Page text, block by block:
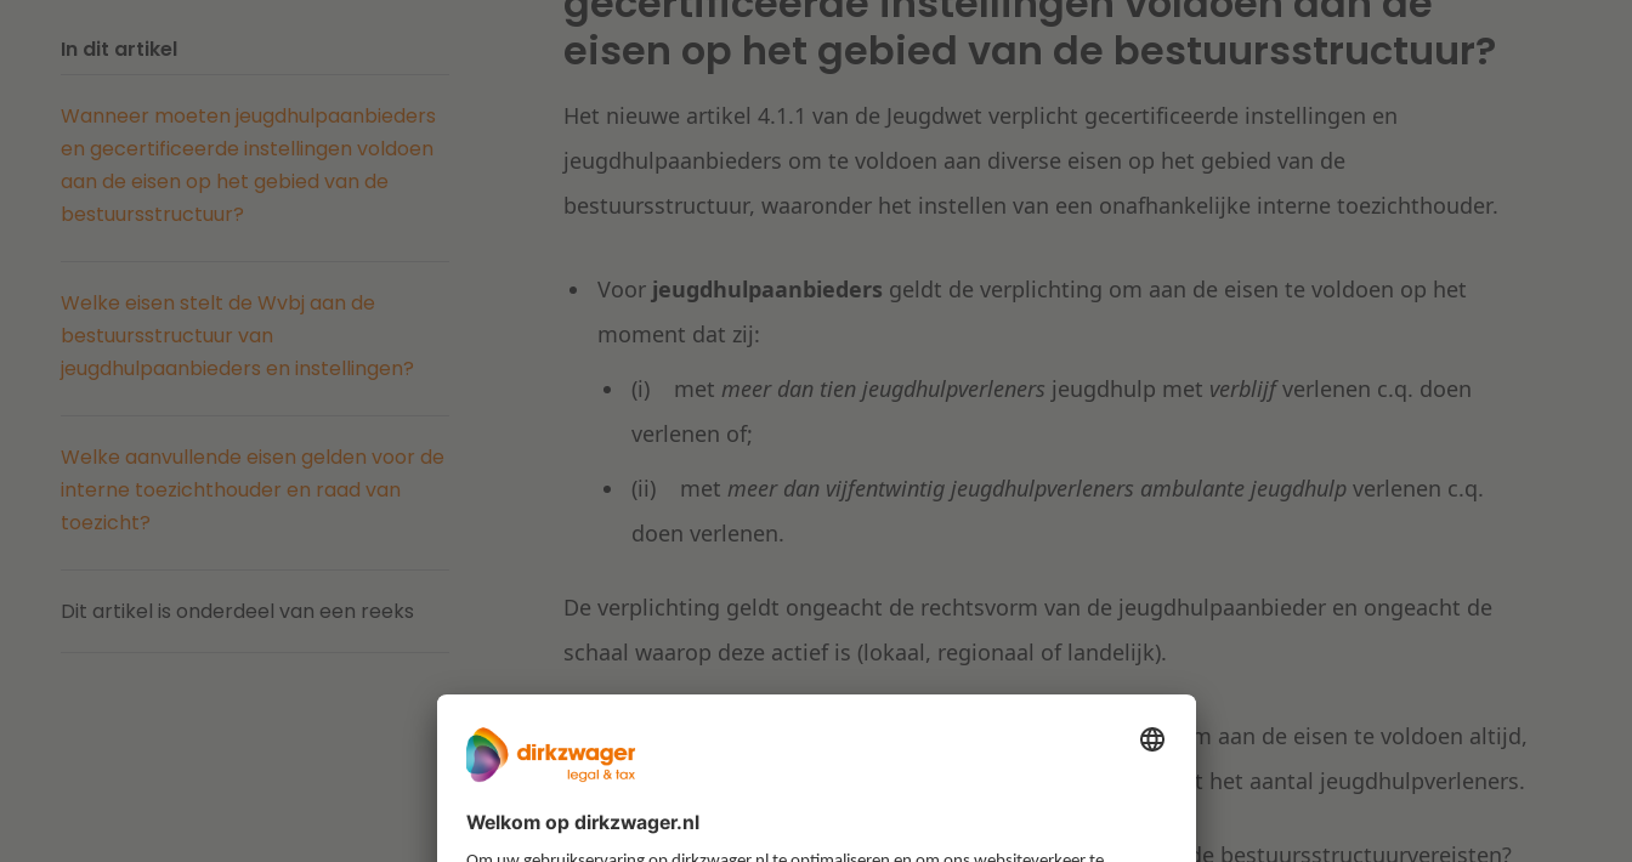
In dit artikel
Wanneer moeten jeugdhulpaanbieders
en gecertificeerde instellingen voldoen
aan de eisen op het gebied van de
bestuursstructuur?
Welke eisen stelt de Wvbj aan de
bestuursstructuur van
jeugdhulpaanbieders en instellingen?
Welke aanvullende eisen gelden voor de
interne toezichthouder en raad van
toezicht?
Dit artikel is onderdeel van een reeks
eisen op het gebied van de bestuursstructuur?
Het nieuwe artikel 4.1.1 van de Jeugdwet verplicht gecertificeerde instellingen en
jeugdhulpaanbieders om te voldoen aan diverse eisen op het gebied van de
bestuursstructuur, waaronder het instellen van een onafhankelijke interne toezichthouder.
Voorjeugdhulpaanbieders geldt de verplichting om aan de eisen te voldoen op het
moment dat zij:
(i) met meer dan tien jeugdhulpverleners jeugdhulp met verblijfverlenen c.q. doen
verlenen of;
(ii) met meer dan vijfentwintig jeugdhulpverleners ambulante jeugdhulpverlenen c.q.
doen verlenen.
De verplichting geldt ongeacht de rechtsvorm van de jeugdhulpaanbieder en ongeacht de
schaal waarop deze actief is (lokaal, regionaal of landelijk).
geldt de verplichting om aan de eisen te voldoen altijd,
ongeacht het type jeugdhulp dat zij uitvoeren en ongeacht het aantal jeugdhulpverleners.
Zijn er uitzonderingen op de verplichting om te voldoen aan de bestuursstructuurvereisten?